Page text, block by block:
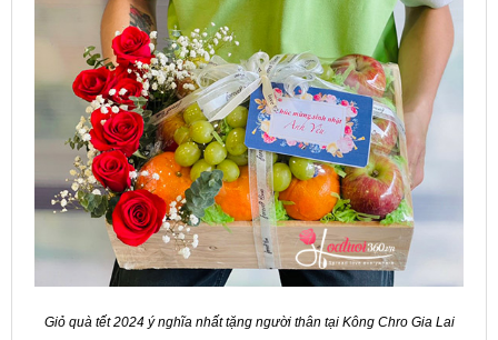
Giỏ quà tết 2024 ý nghĩa nhất tặng người thân tại Kông Chro Gia Lai